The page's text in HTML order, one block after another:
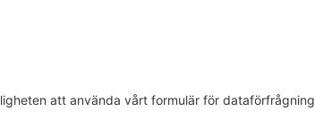
att använda vårt formulär för dataförfrågning